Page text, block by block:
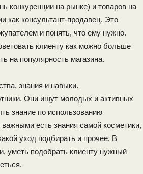
конкуренции на рынке) и товаров на
как консультант-продавец. Это
и понять, что ему нужно.
клиенту как можно больше
на популярность магазина.
знания и навыки.
Они ищут молодых и активных
знание по использованию
есть знания самой косметики,
уход подбирать и прочее. В
уметь подобрать клиенту нужный